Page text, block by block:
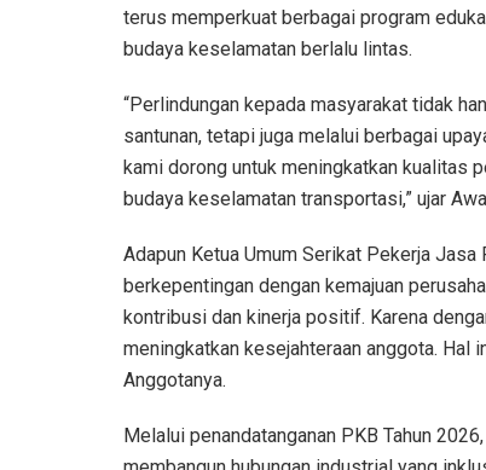
terus memperkuat berbagai program
budaya keselamatan berlalu lintas.
“Perlindungan kepada masyarakat tidak
santunan, tetapi juga melalui berbagai
kami dorong untuk meningkatkan kualitas
budaya keselamatan transportasi,” ujar
Adapun Ketua Umum Serikat Pekerja Jasa
berkepentingan dengan kemajuan
kontribusi dan kinerja positif. Karena
meningkatkan kesejahteraan anggota. Hal
Anggotanya.
Melalui penandatanganan PKB Tahun